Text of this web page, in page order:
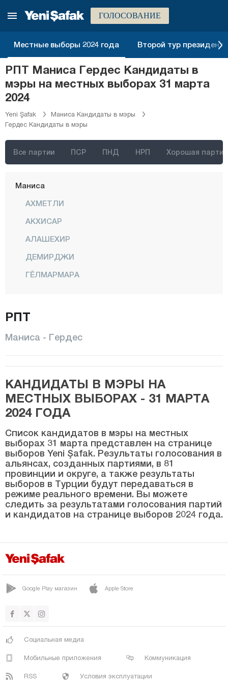
ГОЛОСОВАНИЕ
Местные выборы 2024 года Второй тур
РПТ Маниса Гердес Кандидаты в
мэры на местных выборах 31 марта
2024
Yeni Şafak
Маниса Кандидаты в мэры
Гердес Кандидаты в мэры
Все партии ПСР ПНД НРП Хорошая партия
Кайсери
Кырыккале
Кыркларэли
Кыршехир
Коджаэли
Конья
Малатья
Маниса
АХМЕТЛИ
АКХИСАР
АЛАШЕХИР
ДЕМИРДЖИ
ГЁЛМАРМАРА
КИРКАХАЧ
КЁПРЮБАШИ
САЛИХЛИ
САРЫГОЛ
САРУХАНЛЫ
ШЕХЗАДЕЛЕР
СЕЛЕНДИ
СОМА
ТУРГУТЛУ
ЮНУСЭМРЕ
Мардин
Мугла
Муш
Орду
РПТ
Маниса - Гердес
КАНДИДАТЫ В МЭРЫ НА
МЕСТНЫХ ВЫБОРАХ - 31 МАРТА
2024 ГОДА
Список кандидатов в мэры на местных
выборах 31 марта представлен на странице
выборов Yeni Şafak. Результаты голосования в
альянсах, созданных партиями, в 81
провинции и округе, а также результаты
выборов в Турции будут передаваться в
режиме реального времени. Вы можете
следить за результатами голосования партий
и кандидатов на странице выборов 2024 года.
Google Play магазин Apple Store
Социальная медиа
Мобильные приложения Коммуникация
RSS Условия эксплуатации